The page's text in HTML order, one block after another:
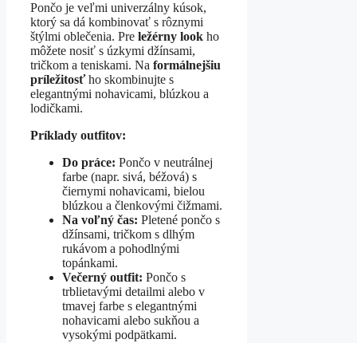
Pončo je veľmi univerzálny kúsok,
ktorý sa dá kombinovať s rôznymi
štýlmi oblečenia. Pre ležérny look ho
môžete nosiť s úzkymi džínsami,
tričkom a teniskami. Na formálnejšiu
príležitosťho skombinujte s
elegantnými nohavicami, blúzkou a
lodičkami.
Príklady outfitov:
Do práce: Pončo v neutrálnej
farbe (napr. sivá, béžová) s
čiernymi nohavicami, bielou
blúzkou a členkovými čižmami.
Na voľný čas: Pletené pončo s
džínsami, tričkom s dlhým
rukávom a pohodlnými
topánkami.
Večerný outfit: Pončo s
trblietavými detailmi alebo v
tmavej farbe s elegantnými
nohavicami alebo sukňou a
vysokými podpätkami.